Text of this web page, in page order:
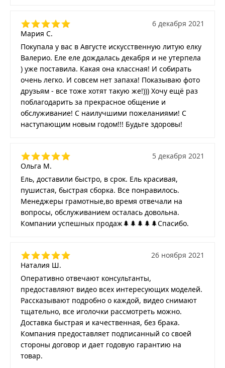
Мария С.
6 декабря 2021
Покупала у вас в Августе искусственную литую елку
Валерио. Еле еле дождалась декабря и не утерпела
) уже поставила. Какая она классная! И собирать
очень легко. И совсем нет запаха! Показываю фото
друзьям - все тоже хотят такую же!))) Хочу ещё раз
поблагодарить за прекрасное общение и
обслуживание! С наилучшими пожеланиями! С
наступающим новым годом!!! Будьте здоровы!
Ольга М.
5 декабря 2021
Ель, доставили быстро, в срок. Ель красивая,
пушистая, быстрая сборка. Все понравилось.
Менеджеры грамотные,во время отвечали на
вопросы, обслуживанием осталась довольна.
Компании успешных продаж🌲🌲🌲🌲🌲Спасибо.
Наталия Ш.
26 ноября 2021
Оперативно отвечают консультанты,
предоставляют видео всех интересующих моделей.
Рассказывают подробно о каждой, видео снимают
тщательно, все иголочки рассмотреть можно.
Доставка быстрая и качественная, без брака.
Компания предоставляет подписанный со своей
стороны договор и дает годовую гарантию на
товар.